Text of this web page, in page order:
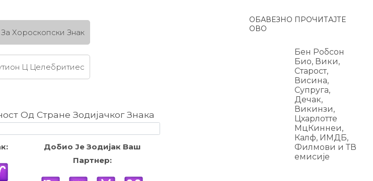
Хороскопски Знак
Ц Целебритиес
Од Стране Зодијачког Знака
Добио Је Зодијак Ваш
Партнер:
ОБАВЕЗНО ПРОЧИТАЈТЕ
ОВО
Бен Робсон
Био, Вики,
Старост,
Висина,
Супруга,
Дечак,
Викинзи,
Цхарлотте
МцКиннеи,
Калф, ИМДБ,
Филмови и ТВ
емисије